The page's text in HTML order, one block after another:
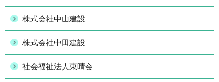
株式会社中山建設
株式会社中田建設
社会福祉法人東晴会